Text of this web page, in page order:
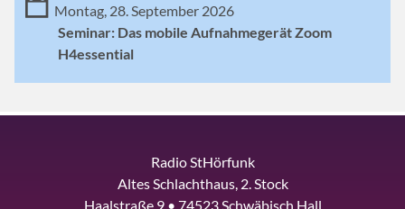
Montag, 28. September 2026
Seminar: Das mobile Aufnahmegerät Zoom
H4essential
Radio StHörfunk
Altes Schlachthaus, 2. Stock
Haalstraße 9 • 74523 Schwäbisch Hall